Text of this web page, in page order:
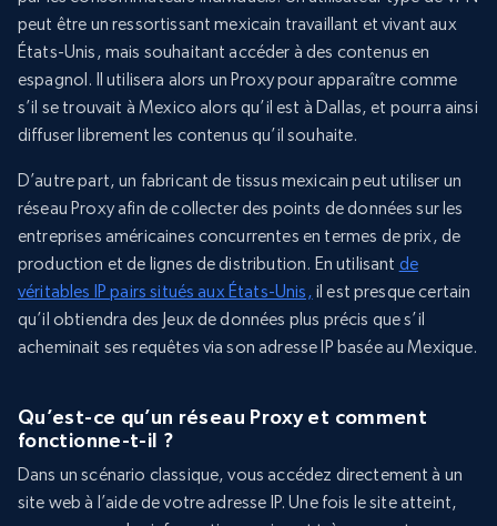
peut être un ressortissant mexicain travaillant et vivant aux
États-Unis, mais souhaitant accéder à des contenus en
espagnol. Il utilisera alors un Proxy pour apparaître comme
s’il se trouvait à Mexico alors qu’il est à Dallas, et pourra ainsi
diffuser librement les contenus qu’il souhaite.
D’autre part, un fabricant de tissus mexicain peut utiliser un
réseau Proxy afin de collecter des points de données sur les
entreprises américaines concurrentes en termes de prix, de
production et de lignes de distribution. En utilisant de
véritables IP pairs situés aux États-Unis, il est presque certain
qu’il obtiendra des Jeux de données plus précis que s’il
acheminait ses requêtes via son adresse IP basée au Mexique.
Qu’est-ce qu’un réseau Proxy et comment
fonctionne-t-il ?
Dans un scénario classique, vous accédez directement à un
site web à l’aide de votre adresse IP. Une fois le site atteint,